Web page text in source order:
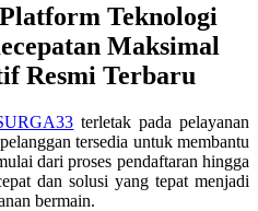
Teknologi
Maksimal
Resmi Terbaru
terletak pada pelayanan
tersedia untuk membantu
dari proses pendaftaran hingga
dan solusi yang tepat menjadi
bermain.